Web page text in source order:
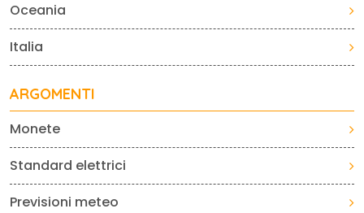
Oceania
Italia
ARGOMENTI
Monete
Standard elettrici
Previsioni meteo